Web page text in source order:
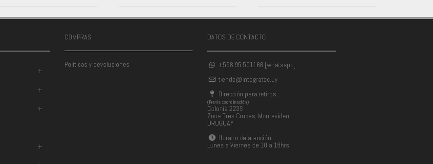
+
+
+
+
COMPRAS
Políticas y devoluciones
DATOS DE CONTACTO
+598 95 501166 [whatsapp]
tienda@integratec.uy
Dirección para retiros:
(Previa coordinación)
Colonia 2239
Zona Tres Cruces, Montevideo
URUGUAY
Horario de atención:
Lunes a Viernes de 10 a 18hrs